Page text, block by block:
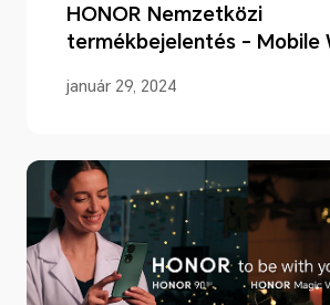
HONOR Nemzetközi
termékbejelentés - Mobile
január 29, 2024